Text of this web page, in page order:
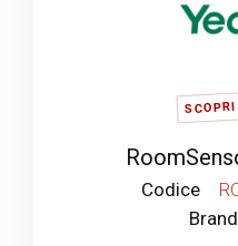
Codice
Brand